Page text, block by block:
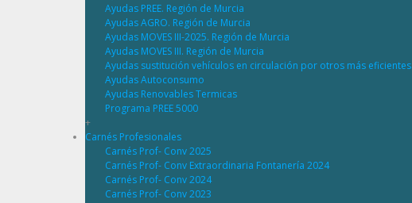
Ayudas PREE. Región de Murcia
Ayudas AGRO. Región de Murcia
Ayudas MOVES III-2025. Región de Murcia
Ayudas MOVES III. Región de Murcia
Ayudas sustitución vehículos en circulación por otros más eficientes
Ayudas Autoconsumo
Ayudas Renovables Termicas
Programa PREE 5000
+
Carnés Profesionales
Carnés Prof- Conv 2025
Carnés Prof- Conv Extraordinaria Fontanería 2024
Carnés Prof- Conv 2024
Carnés Prof- Conv 2023